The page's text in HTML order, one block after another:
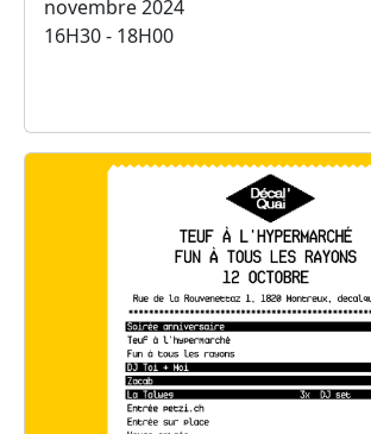
novembre 2024
16H30 - 18H00